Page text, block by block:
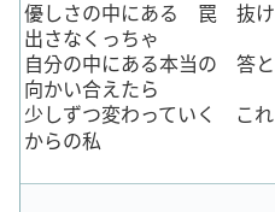
優しさの中にある 罠 抜け
出さなくっちゃ
自分の中にある本当の 答と
向かい合えたら
少しずつ変わっていく これ
からの私